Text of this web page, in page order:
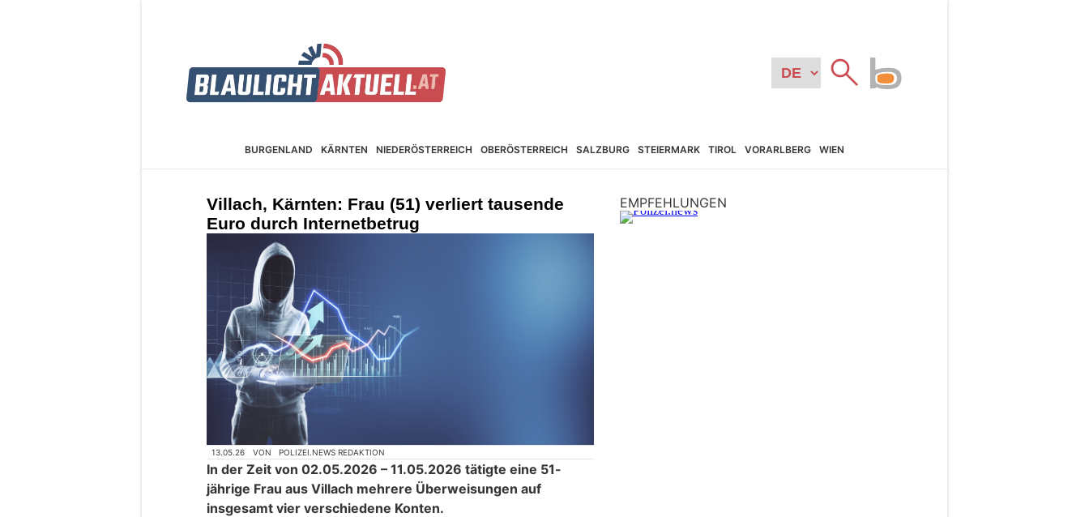
BURGEN­LAND KÄRNTEN NIEDER­ÖSTERREICH OBER­ÖSTERREICH SALZBURG STEIER­MARK TIROL VORARL­BERG WIEN
Villach, Kärnten: Frau (51) verliert tausende
Euro durch Internetbetrug
13.05.26 VON POLIZEI.NEWS REDAKTION
In der Zeit von 02.05.2026 – 11.05.2026 tätigte eine 51-
jährige Frau aus Villach mehrere Überweisungen auf
insgesamt vier verschiedene Konten.
EMPFEHLUNGEN